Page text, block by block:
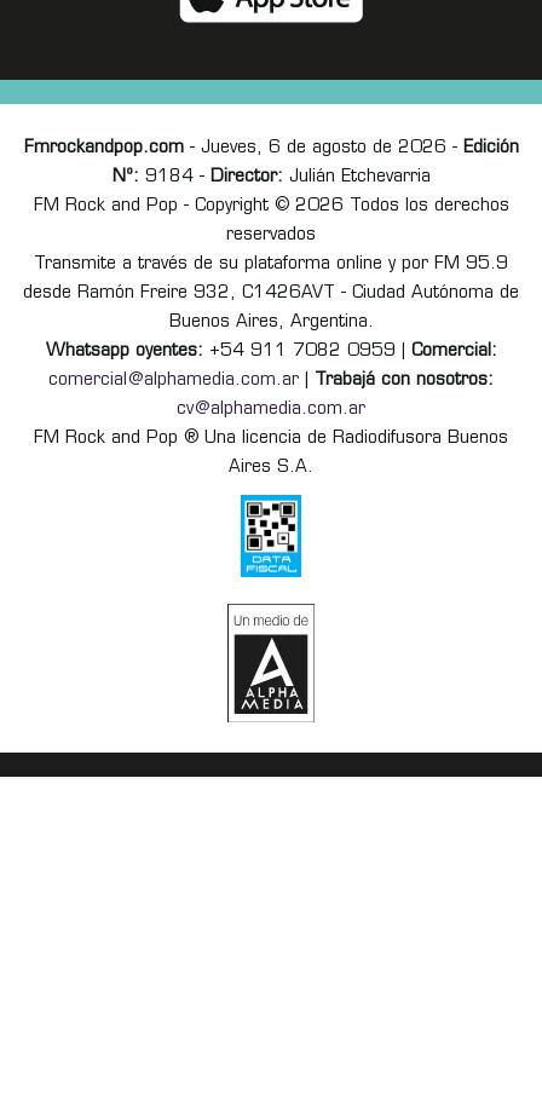
Fmrockandpop.com- Jueves, 6 de agosto de 2026 - Edición
Nº: 9184 - Director: Julián Etchevarria
FM Rock and Pop - Copyright © 2026 Todos los derechos
reservados
Transmite a través de su plataforma online y por FM 95.9
desde Ramón Freire 932, C1426AVT - Ciudad Autónoma de
Buenos Aires, Argentina.
Whatsapp oyentes: +54 911 7082 0959 | Comercial:
comercial@alphamedia.com.ar
Trabajá con nosotros:
cv@alphamedia.com.ar
FM Rock and Pop ® Una licencia de Radiodifusora Buenos
Aires S.A.